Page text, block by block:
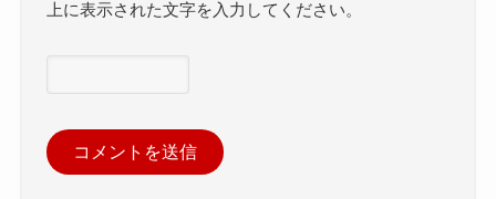
上に表示された文字を入力してください。